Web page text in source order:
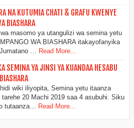
NA KUTUMIA CHATI & GRAFU KWENYE
BIASHARA
masomo ya utangulizi wa semina yetu
WA BIASHARA itakayofanyika
…
Read More...
SEMINA YA JINSI YA KUANDAA HESABU
wiki iliyopita, Semina yetu itaanza
tarehe 20 Machi 2019 saa 4 asubuhi. Siku
tutaanza…
Read More...